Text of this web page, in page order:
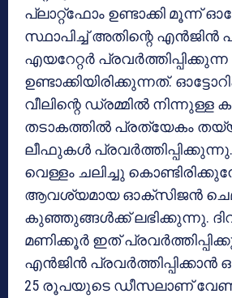
പ്ലാറ്റ്‌ഫോം ഉണ്ടാക്കി മൂന്ന്
സ്ഥാപിച്ച് അതിന്റെ എന്‍ജിന്‍
എയറേറ്റര്‍
ഉണ്ടാക്കിയിരിക്കുന്നത്.
വീലിന്റെ ഡ്രമ്മില്‍
തടാകത്തില്‍ പ്രത്യേകം
ലീഫുകള്‍
വെള്ളം ചലിച്ചു
ആവശ്യമായ ഓക്‌സിജന്‍
കുഞ്ഞുങ്ങള്‍ക്ക് ലഭിക്കുന്നു.
മണിക്കൂര്‍ ഇത്
എന്‍ജിന്‍ പ്രവര്‍ത്തിപ്പിക്കാന്‍
25 രൂപയുടെ ഡീസലാണ്